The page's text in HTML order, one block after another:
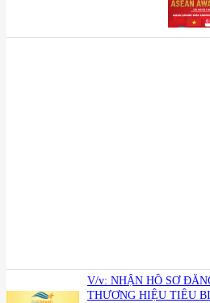
V/v: NHẬN HỒ SƠ
THƯƠNG HIỆU TIÊU